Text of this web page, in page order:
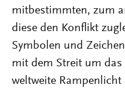
mitbestimmten, zum
diese den Konflikt
Symbolen und
mit dem Streit um
weltweite